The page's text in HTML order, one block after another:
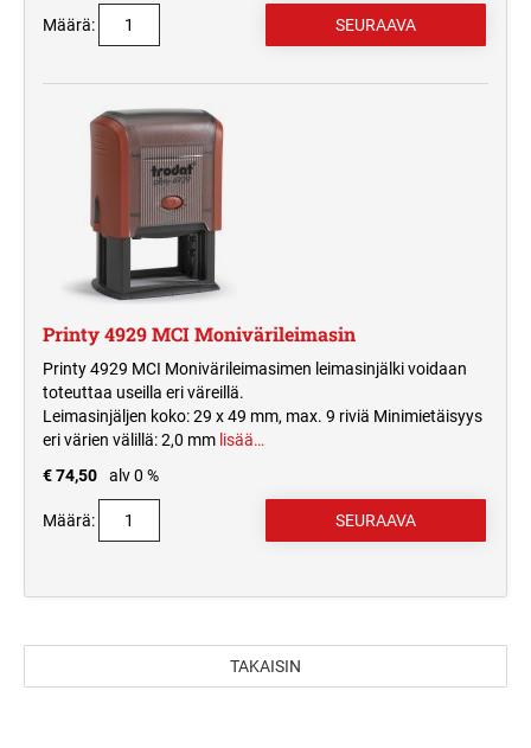
Määrä:
Printy 4929 MCI Monivärileimasin
Printy 4929 MCI Monivärileimasimen leimasinjälki voidaan
toteuttaa useilla eri väreillä.
Leimasinjäljen koko: 29 x 49 mm, max. 9 riviä Minimietäisyys
eri värien välillä: 2,0 mm lisää…
€ 74,50
alv 0 %
Määrä:
TAKAISIN